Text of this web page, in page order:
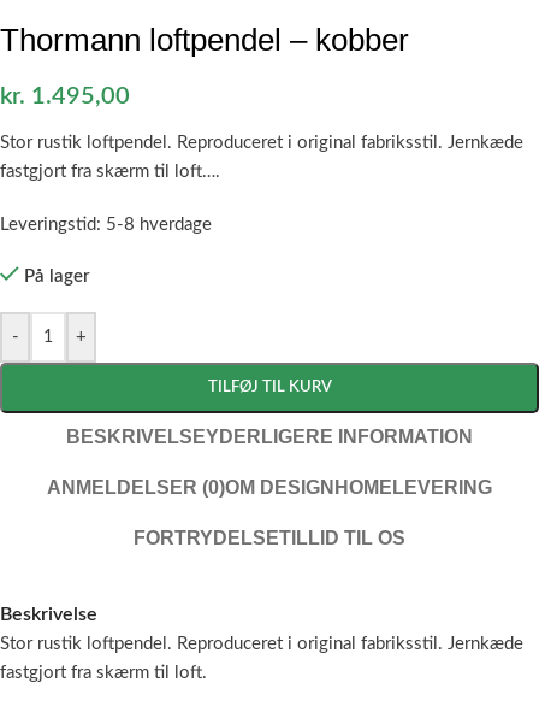
Thormann loftpendel – kobber
kr. 1.495,00
Stor rustik loftpendel. Reproduceret i original fabriksstil. Jernkæde
fastgjort fra skærm til loft….
Leveringstid: 5-8 hverdage
På lager
- +
TILFØJ TIL KURV
BESKRIVELSEYDERLIGERE INFORMATION
ANMELDELSER (0)OM DESIGNHOME LEVERING
FORTRYDELSETILLID TIL OS
Beskrivelse
Stor rustik loftpendel. Reproduceret i original fabriksstil. Jernkæde
fastgjort fra skærm til loft.